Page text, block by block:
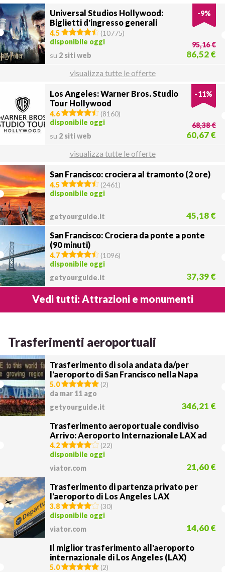
Universal Studios Hollywood:
Biglietti d'ingresso generali
-9%
4.5 (10775)
disponibile oggi
su 2 siti web
95,16 €
86,52 €
visualizza tutte le offerte
Los Angeles: Warner Bros. Studio
Tour Hollywood
-11%
4.6 (8160)
disponibile oggi
su 2 siti web
68,38 €
60,67 €
visualizza tutte le offerte
San Francisco: crociera al tramonto (2 ore)
4.5 (2461)
disponibile oggi
getyourguide.it 45,18 €
San Francisco: Crociera da ponte a ponte
(90 minuti)
4.7 (1096)
disponibile oggi
getyourguide.it
37,39 €
Vedi tutti: Attrazioni e monumenti
Trasferimenti aeroportuali
Trasferimento di sola andata da/per
l'aeroporto di San Francisco nella Napa
Valley
5.0 (2)
da mar 11 ago
getyourguide.it
346,21 €
Trasferimento aeroportuale condiviso
Arrivo: Aeroporto Internazionale LAX ad
Anaheim, Buena Park o Garden Grove
4.2 (22)
disponibile oggi
viator.com
21,60 €
Trasferimento di partenza privato per
l'aeroporto di Los Angeles LAX
3.8 (30)
disponibile oggi
viator.com
14,60 €
Il miglior trasferimento all'aeroporto
internazionale di Los Angeles (LAX)
5.0 (2)